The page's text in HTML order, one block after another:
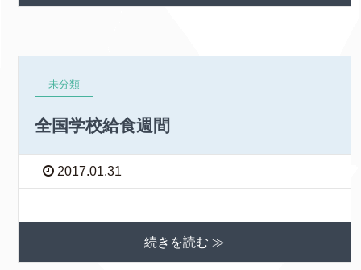
未分類
全国学校給食週間
2017.01.31
続きを読む ≫